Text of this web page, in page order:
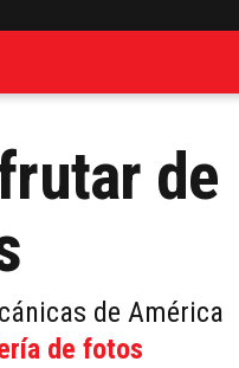
de
de América
de fotos